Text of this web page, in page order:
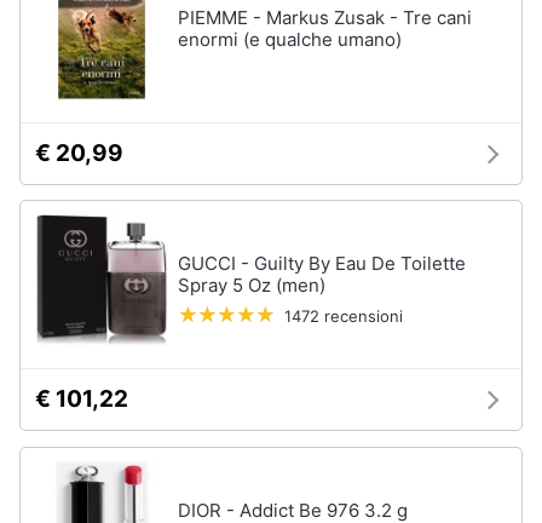
Audio
e
musica
Arredo
Brico
Giardinaggio
e
igiene
Beauty
PIEMME - Markus Zusak - Tre cani
enormi (e qualche umano)
€ 20,99
GUCCI - Guilty By Eau De Toilette
Spray 5 Oz (men)
1472 recensioni
€ 101,22
DIOR - Addict Be 976 3.2 g